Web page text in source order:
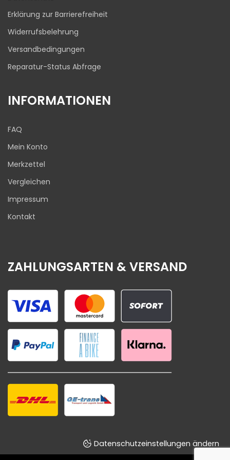
Erklärung zur Barrierefreiheit
Widerrufsbelehrung
Versandbedingungen
Reparatur-Status Abfrage
INFORMATIONEN
FAQ
Mein Konto
Merkzettel
Vergleichen
Impressum
Kontakt
ZAHLUNGSARTEN & VERSAND
Datenschutzeinstellungen ändern